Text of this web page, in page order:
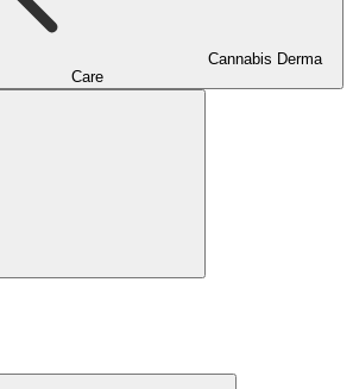
Cannabis Derma
Care